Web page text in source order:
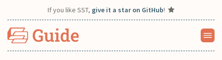
If you like SST, give it a star on GitHub!